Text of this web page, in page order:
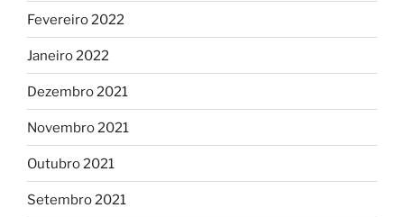
Fevereiro 2022
Janeiro 2022
Dezembro 2021
Novembro 2021
Outubro 2021
Setembro 2021